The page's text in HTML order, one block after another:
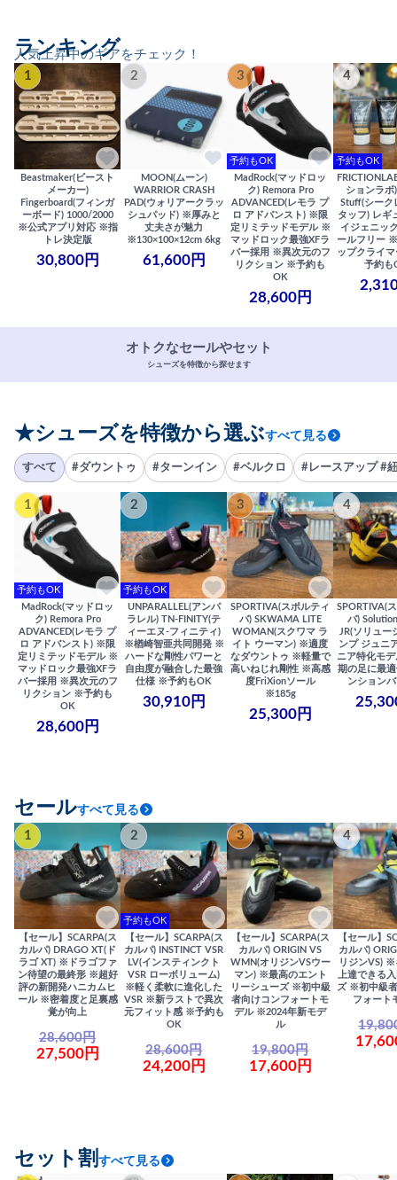
人気上昇中のギアをチェック！
ランキング
1
Beastmaker(ビースト
メーカー)
Fingerboard(フィンガ
ーボード) 1000/2000
※公式アプリ対応 ※指
トレ決定版
30,800円
2
MOON(ムーン)
WARRIOR CRASH
PAD(ウォリアークラッ
シュパッド) ※厚みと
丈夫さが魅力
※130×100×12cm 6kg
61,600円
3
予約もOK
MadRock(マッドロッ
ク) Remora Pro
ADVANCED(レモラ プ
ロ アドバンスト) ※限
定リミテッドモデル ※
マッドロック最強XFラ
バー採用 ※異次元のフ
リクション ※予約も
OK
28,600円
4
予約もOK
ションラボ
Stuff(シーク
タッフ) レギ
イジェニッ
ールフリー
ップクライ
予約も
オトクなセールやセット
シューズを特徴から探せます
★シューズを特徴から選ぶすべて見る
すべて #ダウントゥ #ターンイン #ベルクロ #レースアップ #
1
予約もOK
MadRock(マッドロッ
ク) Remora Pro
ADVANCED(レモラ プ
ロ アドバンスト) ※限
定リミテッドモデル ※
マッドロック最強XFラ
バー採用 ※異次元のフ
リクション ※予約も
OK
28,600円
2
予約もOK
UNPARALLEL(アンパ
ラレル) TN-FINITY(テ
ィーエヌ-フィニティ)
※楢崎智亜共同開発 ※
ハードな剛性パワーと
自由度が融合した最強
仕様 ※予約もOK
30,910円
3
SPORTIVA(スポルティ
バ) SKWAMA LITE
WOMAN(スクワマ ラ
イト ウーマン) ※適度
なダウントゥ ※軽量で
高いねじれ剛性 ※高感
度FriXionソール
※185g
25,300円
4
SPORTIVA(
バ)
JR(ソリュー
ンプ ジュニ
ニア特化モ
期の足に最
ンション
セールすべて見る
1
【セール】SCARPA(ス
カルパ) DRAGO XT(ド
ラゴ XT) ※ドラゴファ
ン待望の最終形 ※超好
評の新開発ハニカムヒ
ール ※密着度と足裏感
覚が向上
28,600円
27,500円
2
予約もOK
【セール】SCARPA(ス
カルパ) INSTINCT VSR
LV(インスティンクト
VSR ローボリューム)
※軽く柔軟に進化した
VSR ※新ラストで異次
元フィット感 ※予約も
OK
28,600円
24,200円
3
【セール】SCARPA(ス
カルパ) ORIGIN VS
WMN(オリジンVSウー
マン) ※最高のエント
リーシューズ ※初中級
者向けコンフォートモ
デル ※2024年新モデ
ル
19,800円
17,600円
4
【セール】
カルパ)
リジンVS) ※
上達できる
ズ ※初中級
フォート
セット割 すべて見る